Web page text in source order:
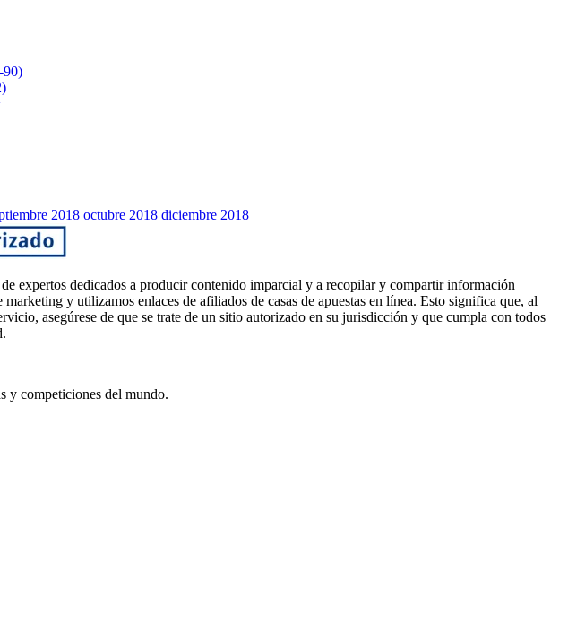
90)
2018 octubre 2018 diciembre 2018
expertos dedicados a producir contenido imparcial y a recopilar y compartir información
y utilizamos enlaces de afiliados de casas de apuestas en línea. Esto significa que, al
asegúrese de que se trate de un sitio autorizado en su jurisdicción y que cumpla con todos
y competiciones del mundo.